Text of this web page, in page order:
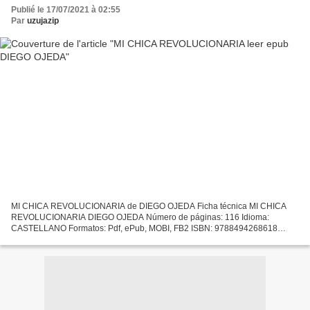
Publié le 17/07/2021 à 02:55
Par uzujazip
MI CHICA REVOLUCIONARIA de DIEGO OJEDA Ficha técnica MI CHICA
REVOLUCIONARIA DIEGO OJEDA Número de páginas: 116 Idioma:
CASTELLANO Formatos: Pdf, ePub, MOBI, FB2 ISBN: 9788494268618
gratis...